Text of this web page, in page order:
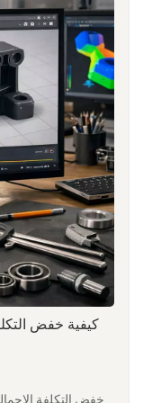
المشروع.تُظهر
الأكثر فعالية من
التصميم ومهندسو
مراعاة التصميم
فهم تكلفة المواد
نادراً ما تأتي من
وتصنيعه
يقتصر الأمر على
هندسية منهجية. فمن
يمكن لكل
الشركة هذه القدرة
مجرد تفاوض سلبي
كيفية خفض
خفض التكلفة